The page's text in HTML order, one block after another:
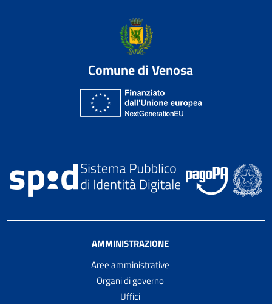
Comune di Venosa
AMMINISTRAZIONE
Aree amministrative
Organi di governo
Uffici